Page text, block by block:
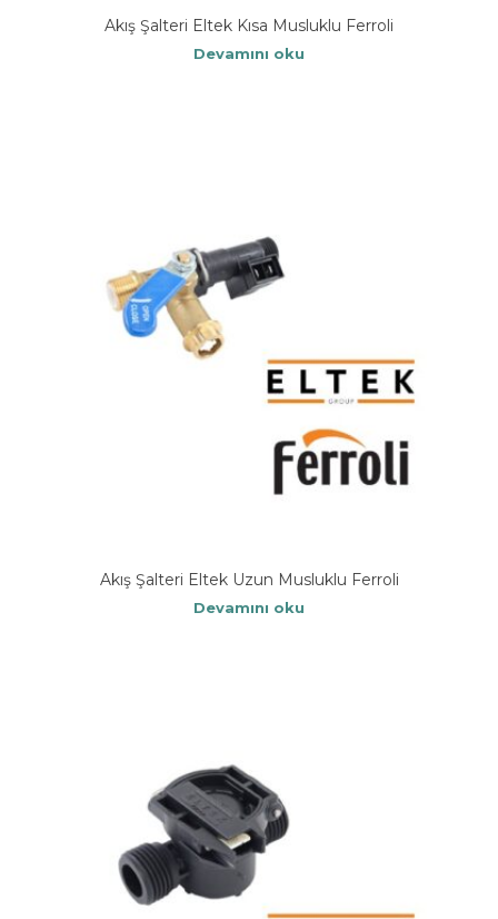
Akış Şalteri Eltek Kısa Musluklu Ferroli
Devamını oku
Akış Şalteri Eltek Uzun Musluklu Ferroli
Devamını oku